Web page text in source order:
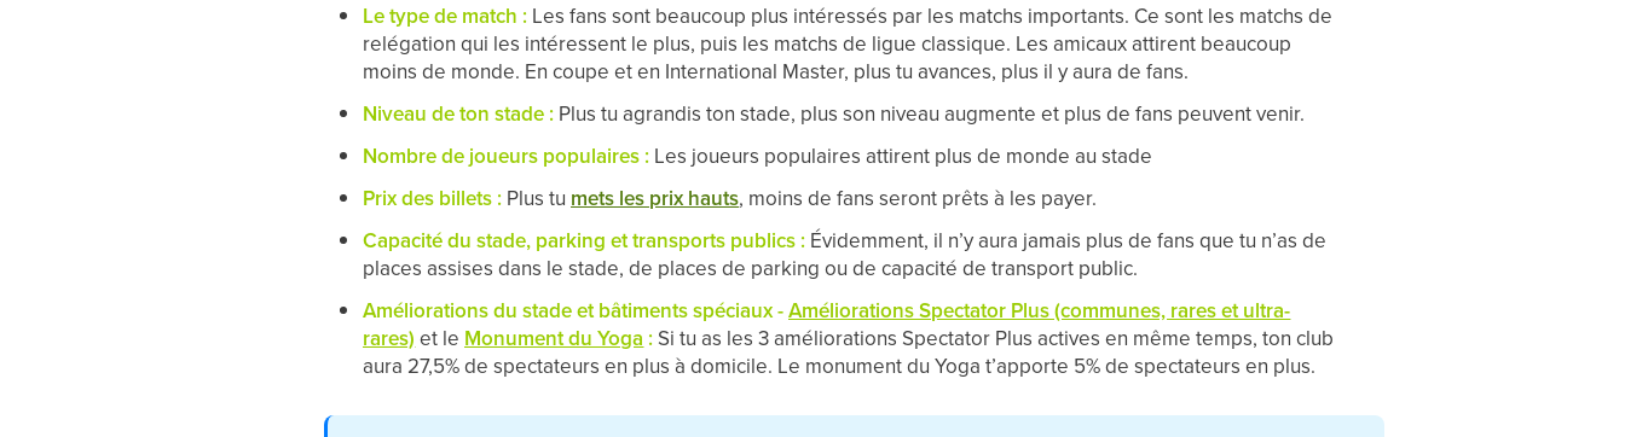
Le type de match : Les fans sont beaucoup plus intéressés par les matchs importants. Ce sont les matchs de
relégation qui les intéressent le plus, puis les matchs de ligue classique. Les amicaux attirent beaucoup
moins de monde. En coupe et en International Master, plus tu avances, plus il y aura de fans.
Niveau de ton stade : Plus tu agrandis ton stade, plus son niveau augmente et plus de fans peuvent venir.
Nombre de joueurs populaires : Les joueurs populaires attirent plus de monde au stade
Prix des billets : Plus tu mets les prix hauts, moins de fans seront prêts à les payer.
Capacité du stade, parking et transports publics : Évidemment, il n’y aura jamais plus de fans que tu n’as de
places assises dans le stade, de places de parking ou de capacité de transport public.
Améliorations du stade et bâtiments spéciaux -Améliorations Spectator Plus (communes, rares et ultra-
rares) et le Monument du Yoga : Si tu as les 3 améliorations Spectator Plus actives en même temps, ton club
aura 27,5% de spectateurs en plus à domicile. Le monument du Yoga t’apporte 5% de spectateurs en plus.